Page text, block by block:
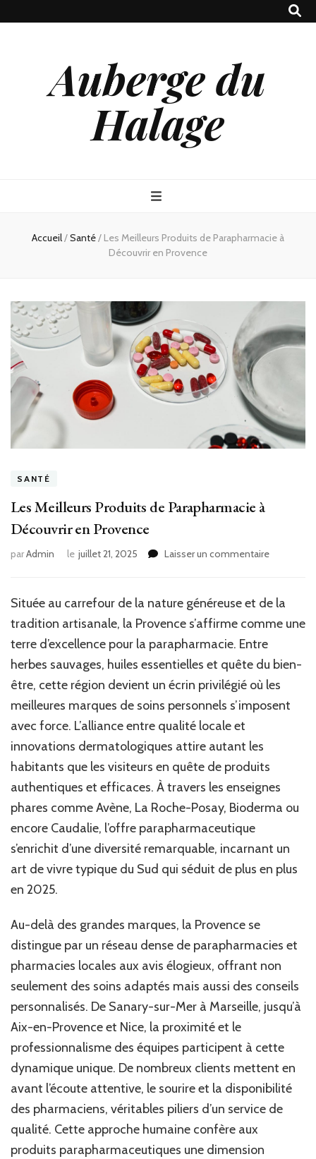
Auberge du
Halage
Accueil/Santé/ Les Meilleurs Produits de Parapharmacie à
Découvrir en Provence
SANTÉ
Les Meilleurs Produits de Parapharmacie à
Découvrir en Provence
parAdmin le juillet 21, 2025 Laisser un commentairesur
Produits
Découvrir
en
Provence
Située au carrefour de la nature généreuse et de la
tradition artisanale, la Provence s’affirme comme une
terre d’excellence pour la parapharmacie. Entre
herbes sauvages, huiles essentielles et quête du bien-
être, cette région devient un écrin privilégié où les
meilleures marques de soins personnels s’imposent
avec force. L’alliance entre qualité locale et
innovations dermatologiques attire autant les
habitants que les visiteurs en quête de produits
authentiques et efficaces. À travers les enseignes
phares comme Avène, La Roche-Posay, Bioderma ou
encore Caudalie, l’offre parapharmaceutique
s’enrichit d’une diversité remarquable, incarnant un
art de vivre typique du Sud qui séduit de plus en plus
en 2025.
Au-delà des grandes marques, la Provence se
distingue par un réseau dense de parapharmacies et
pharmacies locales aux avis élogieux, offrant non
seulement des soins adaptés mais aussi des conseils
personnalisés. De Sanary-sur-Mer à Marseille, jusqu’à
Aix-en-Provence et Nice, la proximité et le
professionnalisme des équipes participent à cette
dynamique unique. De nombreux clients mettent en
avant l’écoute attentive, le sourire et la disponibilité
des pharmaciens, véritables piliers d’un service de
qualité. Cette approche humaine confère aux
produits parapharmaceutiques une dimension